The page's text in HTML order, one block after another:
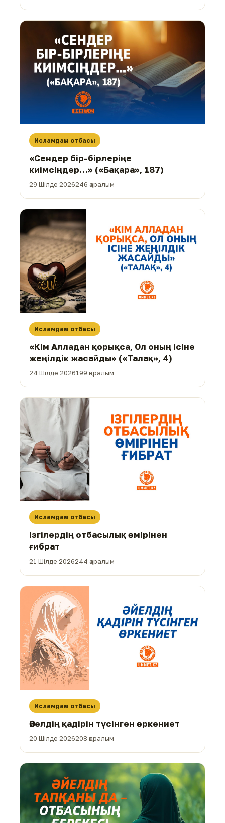
Исламдағы отбасы
«Сендер бір-бірлеріңе
киімсіңдер…» («Бақара», 187)
29 Шілде 2026246 қаралым
Исламдағы отбасы
«Кім Алладан қорықса, Ол оның ісіне
жеңілдік жасайды» («Талақ», 4)
24 Шілде 2026199 қаралым
Исламдағы отбасы
Ізгілердің отбасылық өмірінен
ғибрат
21 Шілде 2026244 қаралым
Исламдағы отбасы
Әйелдің қадірін түсінген өркениет
20 Шілде 2026208 қаралым